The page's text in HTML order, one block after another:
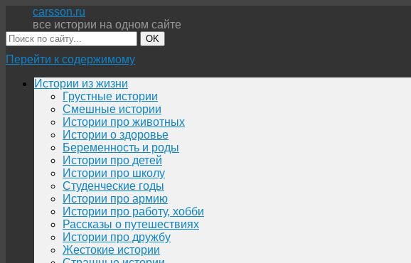
carsson.ru
все истории на одном сайте
OK
Перейти к содержимому
Истории из жизни
Грустные истории
Смешные истории
Истории про животных
Истории о здоровье
Беременность и роды
Истории про детей
Истории про школу
Студенческие годы
Истории про армию
Истории про работу, хобби
Рассказы о путешествиях
Истории про дружбу
Жестокие истории